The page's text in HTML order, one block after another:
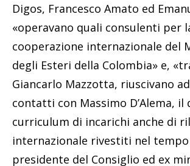
Digos, Francesco Amato ed
«operavano quali consulenti per
cooperazione internazionale del
degli Esteri della Colombia» e,
Giancarlo Mazzotta, riuscivano
contatti con Massimo D’Alema, il
curriculum di incarichi anche di
internazionale rivestiti nel tempo
presidente del Consiglio ed ex